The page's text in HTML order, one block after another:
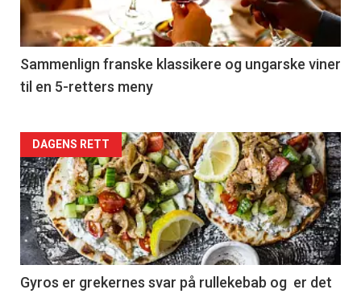
-
5
Sammenlign franske klassikere og ungarske viner
til en 5-retters meny
Forsiden
akkurat
nå
-
6
DAGENS RETT
Gyros er grekernes svar på rullekebab og er det